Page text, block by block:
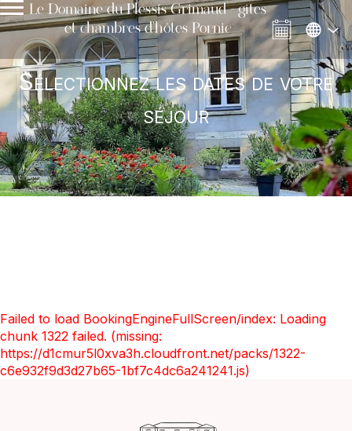
Le Domaine du Plessis Grimaud - gîtes
et chambres d'hôtes Pornic
Sélectionnez les dates de votre
séjour
Failed to load BookingEngineFullScreen/index: Loading
chunk 1322 failed. (missing:
https://d1cmur5l0xva3h.cloudfront.net/packs/1322-
c6e932f9d3d27b65-1bf7c4dc6a241241.js)